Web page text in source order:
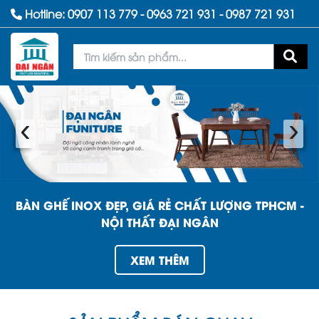
Hotline:0907 113 779-0963 721 931 -0987 721 931
‹ ›
BÀN GHẾ INOX ĐẸP, GIÁ RẺ CHẤT LƯỢNG TPHCM -
NỘI THẤT ĐẠI NGÂN
XEM THÊM